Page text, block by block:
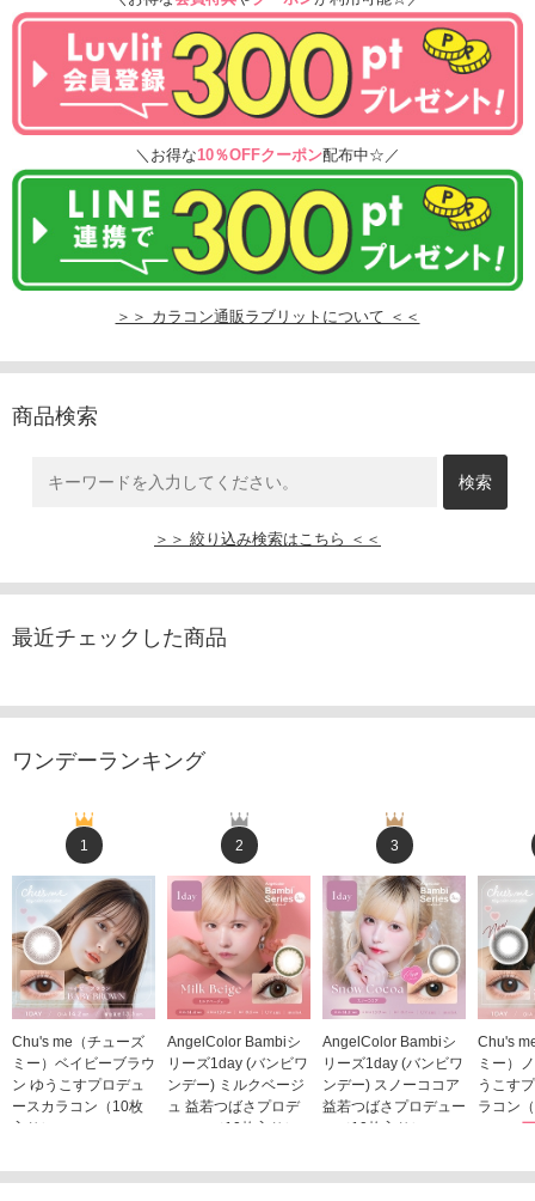
＼お得な10％OFFクーポン配布中☆／
＞＞ カラコン通販ラブリットについて ＜＜
商品検索
＞＞ 絞り込み検索はこちら ＜＜
最近チェックした商品
ワンデーランキング
1
Chu's me（チューズ
ミー）ベイビーブラウ
ン ゆうこすプロデュ
ースカラコン（10枚
入り）
2
AngelColor Bambiシ
リーズ1day (バンビワ
ンデー) ミルクベージ
ュ 益若つばさプロデ
ュース（10枚入り）
3
AngelColor Bambiシ
リーズ1day (バンビワ
ンデー) スノーココア
益若つばさプロデュー
ス（10枚入り）
Chu's
ミー）
うこす
ラコン
1,705